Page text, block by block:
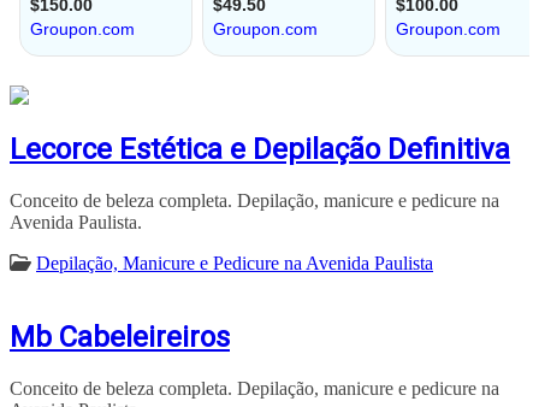
Lecorce Estética e Depilação Definitiva
Conceito de beleza completa. Depilação, manicure e pedicure na
Avenida Paulista.
Depilação, Manicure e Pedicure na Avenida Paulista
Mb Cabeleireiros
Conceito de beleza completa. Depilação, manicure e pedicure na